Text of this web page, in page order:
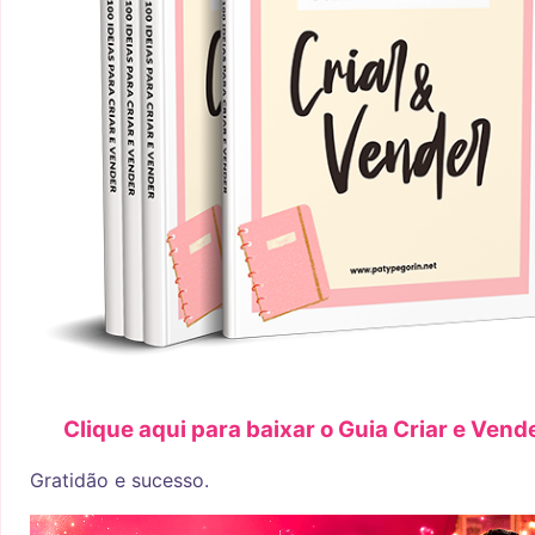
Clique aqui para baixar o Guia Criar e
Gratidão e sucesso.